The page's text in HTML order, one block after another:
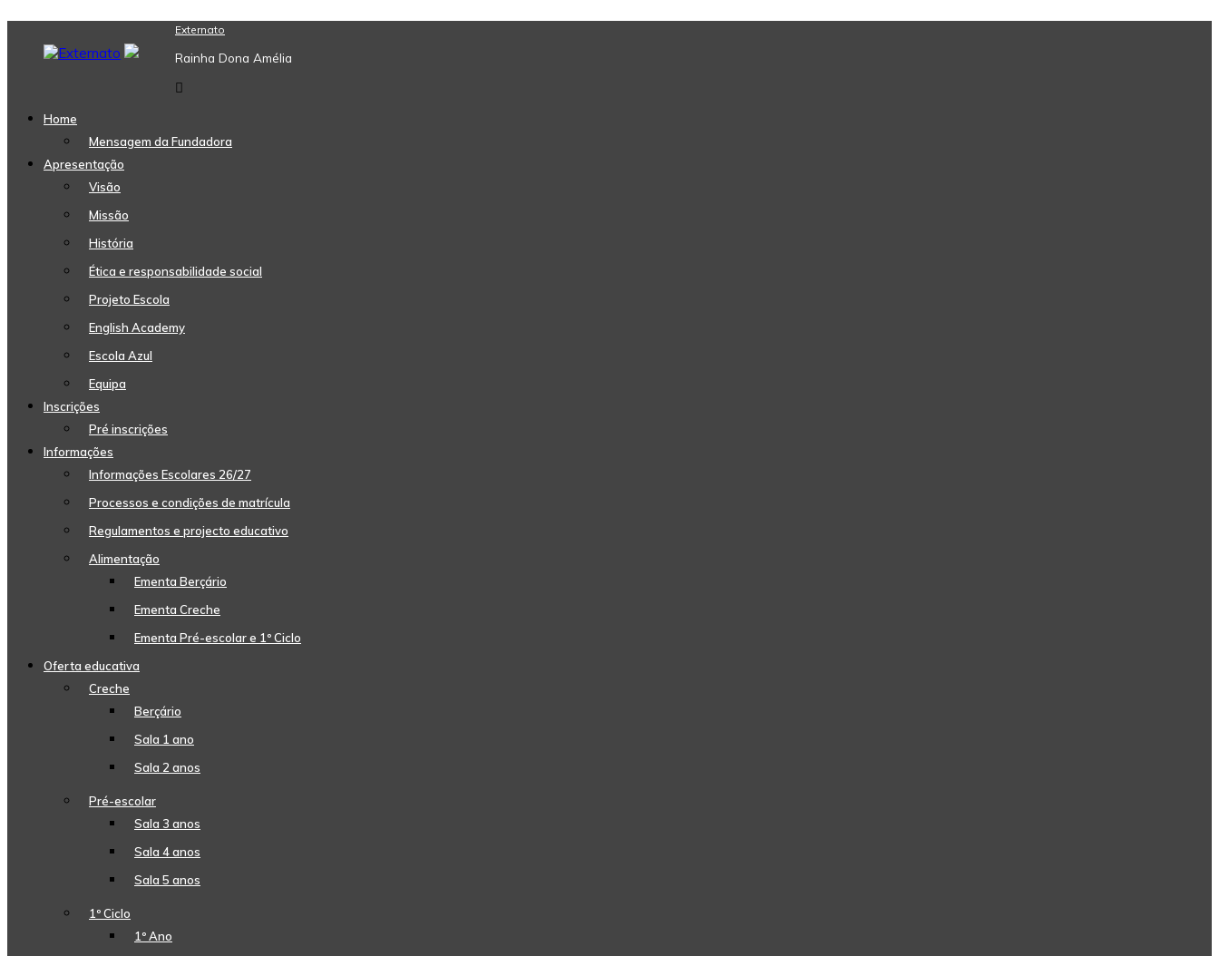
content
Externato
Rainha Dona Amélia
Home
Mensagem da Fundadora
Apresentação
Visão
Missão
História
Ética e responsabilidade social
Projeto Escola
English Academy
Escola Azul
Equipa
Inscrições
Pré inscrições
Informações
Informações Escolares 26/27
Processos e condições de matrícula
Regulamentos e projecto educativo
Alimentação
Ementa Berçário
Ementa Creche
Ementa Pré-escolar e 1º Ciclo
Oferta educativa
Creche
Berçário
Sala 1 ano
Sala 2 anos
Pré-escolar
Sala 3 anos
Sala 4 anos
Sala 5 anos
1º Ciclo
1º Ano